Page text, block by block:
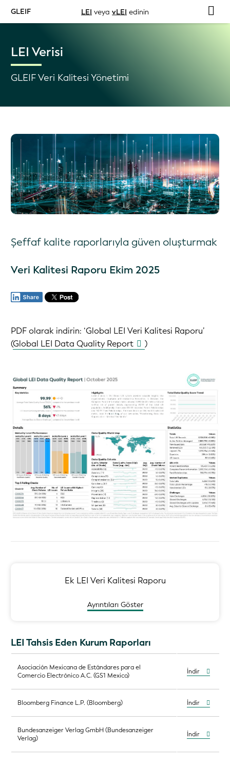
GLEIF LEI veya vLEI edinin
LEI Verisi
GLEIF Veri Kalitesi Yönetimi
Şeffaf kalite raporlarıyla güven oluşturmak
Veri Kalitesi Raporu Ekim 2025
PDF olarak indirin: ‘Global LEI Veri Kalitesi Raporu’ ‏
(Global LEI Data Quality Report )
Ek LEI Veri Kalitesi Raporu
Ayrıntıları Göster
LEI Tahsis Eden Kurum Raporları
Asociación Mexicana de Estándares para el
Comercio Electrónico A.C. (GS1 Mexico)
İndir
Bloomberg Finance L.P. (Bloomberg) İndir
Bundesanzeiger Verlag GmbH (Bundesanzeiger
Verlag)
İndir